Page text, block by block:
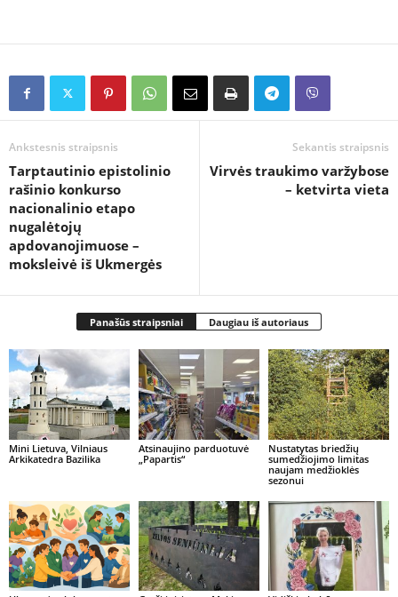
Ankstesnis straipsnis
Tarptautinio epistolinio
rašinio konkurso
nacionalinio etapo
nugalėtojų
apdovanojimuose –
moksleivė iš Ukmergės
Sekantis straipsnis
Virvės traukimo varžybose
– ketvirta vieta
Panašūs straipsniai Daugiau iš autoriaus
Mini Lietuva, Vilniaus
Arkikatedra Bazilika
Atsinaujino parduotuvė
„Papartis“
Nustatytas briedžių
sumedžiojimo limitas
naujam medžioklės
sezonui